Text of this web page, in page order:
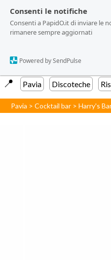
Consenti le notifiche
Consenti a PapidO.it di inviare le
rimanere sempre aggiornati
Powered by SendPulse
Consenti le notifiche
Consenti a PapidO.it di inviare le
rimanere sempre aggiornati
Powered by SendPulse
📍️ Pavia Discoteche
Pavia >Cocktail bar >Harry's